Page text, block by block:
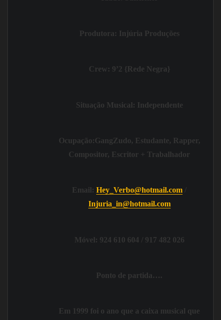
Produtora: Injúria Produções
Crew: 9’2 {Rede Negra}
Situação Musical: Independente
Ocupação:GangZudo, Estudante, Rapper,
Compositor, Escritor + Trabalhador
Email:Hey_Verbo@hotmail.com /
Injuria_in@hotmail.com
Móvel: 924 610 604 / 917 482 026
Ponto de partida….
Em 1999 foi o ano que a caixa musical que